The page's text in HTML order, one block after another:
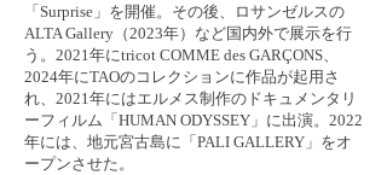
「Surprise」を開催。その後、ロサンゼルスの
ALTA Gallery（2023年）など国内外で展示を行
う。2021年にtricot COMME des GARÇONS、
2024年にTAOのコレクションに作品が起用さ
れ、2021年にはエルメス制作のドキュメンタリ
ーフィルム「HUMAN ODYSSEY」に出演。2022
年には、地元宮古島に「PALI GALLERY」をオ
ープンさせた。